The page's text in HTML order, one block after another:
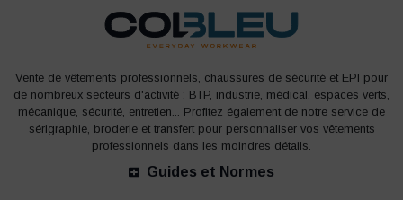
Vente de vêtements professionnels, chaussures de sécurité et EPI pour
de nombreux secteurs d'activité : BTP, industrie, médical, espaces verts,
mécanique, sécurité, entretien... Profitez également de notre service de
sérigraphie, broderie et transfert pour personnaliser vos vêtements
professionnels dans les moindres détails.
Guides et Normes